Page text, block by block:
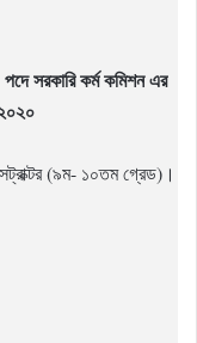
পদে সরকারি কর্ম কমিশন এর
(৯ম- ১০তম গ্রেড)।